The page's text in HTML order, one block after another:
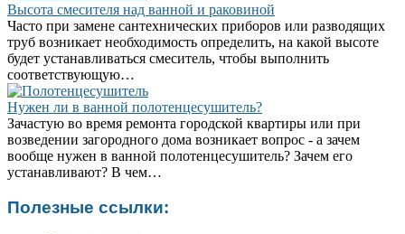
Высота смесителя над ванной и раковиной
Часто при замене сантехнических приборов или разводящих
труб возникает необходимость определить, на какой высоте
будет устанавливаться смеситель, чтобы выполнить
соответствующую…
Нужен ли в ванной полотенцесушитель?
Зачастую во время ремонта городской квартиры или при
возведении загородного дома возникает вопрос - а зачем
вообще нужен в ванной полотенцесушитель? Зачем его
устанавливают? В чем…
Полезные ссылки: